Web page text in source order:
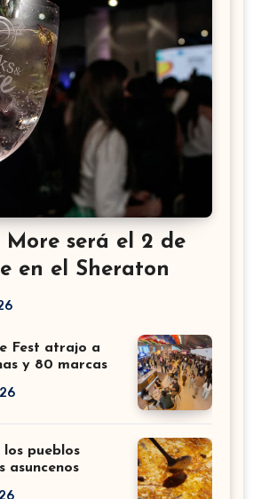
More será el 2 de
en el Sheraton
Fest atrajo a
y 80 marcas
los pueblos
asuncenos